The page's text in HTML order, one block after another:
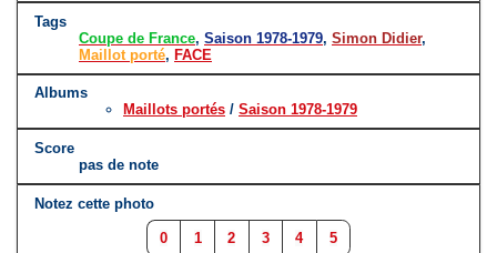
Tags
Coupe de France, Saison 1978-1979, Simon Didier,
Maillot porté, FACE
Albums
Maillots portés / Saison 1978-1979
Score
pas de note
Notez cette photo
0 1 2 3 4 5